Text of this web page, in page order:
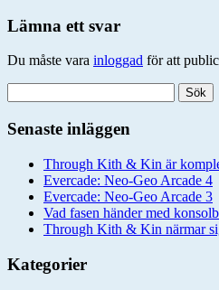
Lämna ett svar
Du måste vara inloggad för att
efter:
Senaste inläggen
Through Kith & Kin är
Evercade: Neo-Geo Arcade 4
Evercade: Neo-Geo Arcade 3
Vad fasen händer med
Through Kith & Kin närmar
Kategorier